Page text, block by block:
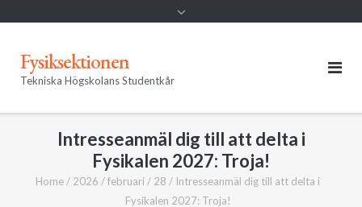
Fysiksektionen
Tekniska Högskolans Studentkår
Intresseanmäl dig till att delta i
Fysikalen 2027: Troja!
Home / 2026 /februari / 28 / Intresseanmäl dig till att delta i
Fysikalen 2027: Troja!